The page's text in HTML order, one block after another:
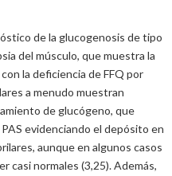
de la glucogenosis de tipo
del músculo, que muestra la
la deficiencia de FFQ por
a menudo muestran
de glucógeno, que
evidenciando el depósito en
aunque en algunos casos
casi normales (3,25). Además,